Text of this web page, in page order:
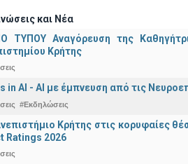
και Νέα
ΤΥΠΟΥ Αναγόρευση της
Κρήτης
in AI - ΑΙ με έμπνευση από τις
#Εκδηλώσεις
Κρήτης στις κορυφαίες
Ratings 2026